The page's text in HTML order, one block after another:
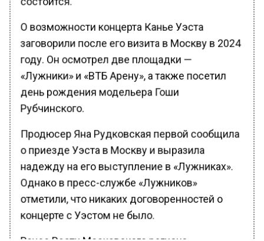
О возможности концерта Канье Уэста
заговорили после его визита в Москву в 2024
году. Он осмотрел две площадки —
«Лужники» и «ВТБ Арену», а также посетил
день рождения модельера Гоши
Рубчинского.
Продюсер Яна Рудковская первой сообщила
о приезде Уэста в Москву и выразила
надежду на его выступление в «Лужниках».
Однако в пресс-службе «Лужников»
отметили, что никаких договоренностей о
концерте с Уэстом не было.